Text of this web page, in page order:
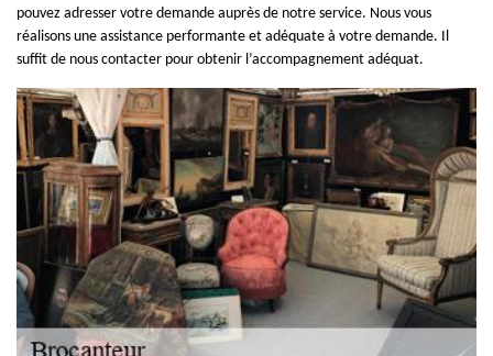
pouvez adresser votre demande auprès de notre service. Nous vous
réalisons une assistance performante et adéquate à votre demande. Il
suffit de nous contacter pour obtenir l’accompagnement adéquat.